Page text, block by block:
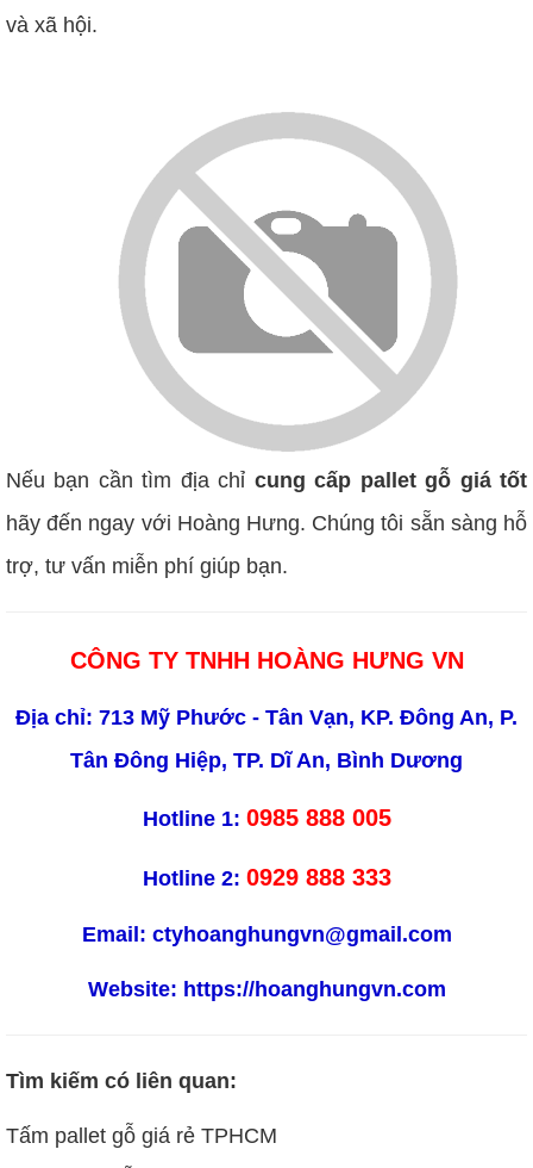
và xã hội.
Nếu bạn cần tìm địa chỉ cung cấp pallet gỗ giá tốt
hãy đến ngay với Hoàng Hưng. Chúng tôi sẵn sàng hỗ
trợ, tư vấn miễn phí giúp bạn.
CÔNG TY TNHH HOÀNG HƯNG VN
Địa chỉ: 713 Mỹ Phước - Tân Vạn, KP. Đông An, P.
Tân Đông Hiệp, TP. Dĩ An, Bình Dương
Hotline 1: 0985 888 005
Hotline 2: 0929 888 333
Email: ctyhoanghungvn@gmail.com
Website: https://hoanghungvn.com
Tìm kiếm có liên quan:
Tấm pallet gỗ giá rẻ TPHCM